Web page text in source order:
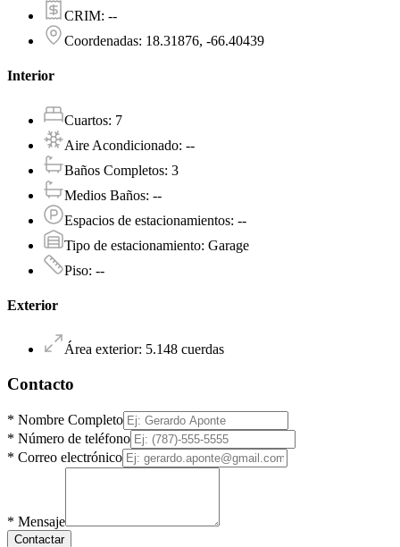
CRIM: --
Coordenadas: 18.31876, -66.40439
Interior
Cuartos: 7
Aire Acondicionado: --
Baños Completos: 3
Medios Baños: --
Espacios de estacionamientos: --
Tipo de estacionamiento: Garage
Piso: --
Exterior
Área exterior: 5.148 cuerdas
Contacto
* Nombre Completo
* Número de teléfono
* Correo electrónico
* Mensaje
Contactar